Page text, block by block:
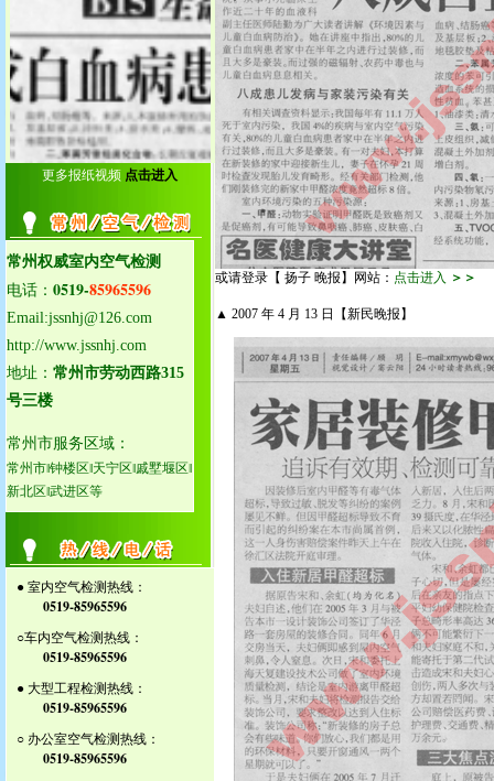
25.泰州泰兴室内空气检测
26.泰州姜堰室内空气检测
27.泰州靖江室内空气检测
28.泰州兴化室内空气检测
29.启东室内空气检测中心
30.海门室内空气检测中心
31.通州室内空气检测中心
32.如皋室内空气检测中心
34.海安室内空气检测中心
更多报纸视频 点击进入
常州权威室内空气检测
电话： 0519-85965596
Email:jssnhj@126.com
http://www.jssnhj.com
地址： 常州市劳动西路315
号三楼
常州市服务区域：
常州市‖钟楼区‖天宁区‖戚墅堰区‖
新北区‖武进区等
● 室内空气检测热线：
0519-85965596
○车内空气检测热线：
0519-85965596
● 大型工程检测热线：
0519-85965596
○ 办公室空气检测热线：
0519-85965596
或请登录【 扬子 晚报】网站： 点击进入 ＞＞
▲ 2007 年 4 月 13 日【新民晚报】